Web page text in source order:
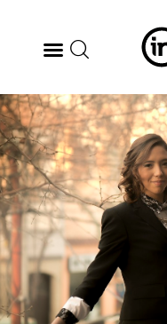
BODEGAS
ARTE &
MÚSICA
DÓNDE IR